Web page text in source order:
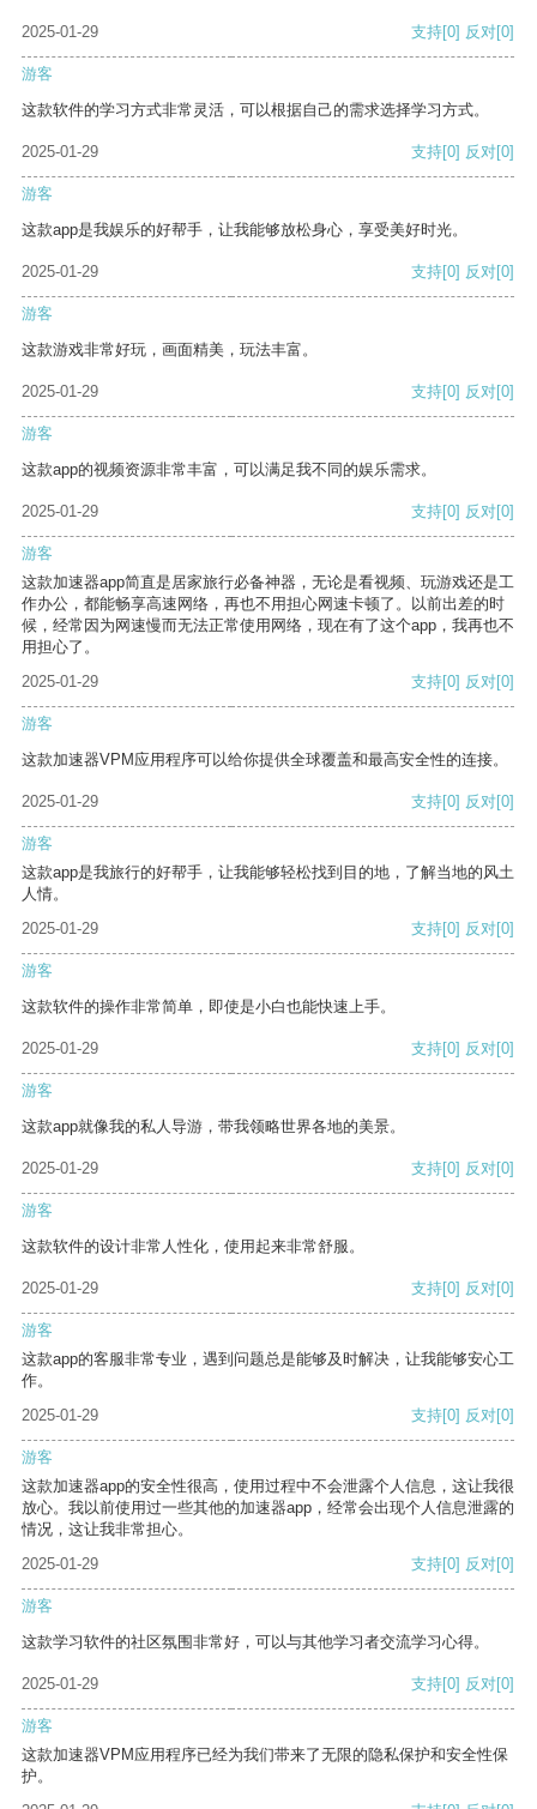
2025-01-29 支持[0] 反对[0]
游客
这款软件的学习方式非常灵活，可以根据自己的需求选择学习方式。
2025-01-29 支持[0] 反对[0]
游客
这款app是我娱乐的好帮手，让我能够放松身心，享受美好时光。
2025-01-29 支持[0] 反对[0]
游客
这款游戏非常好玩，画面精美，玩法丰富。
2025-01-29 支持[0] 反对[0]
游客
这款app的视频资源非常丰富，可以满足我不同的娱乐需求。
2025-01-29 支持[0] 反对[0]
游客
这款加速器app简直是居家旅行必备神器，无论是看视频、玩游戏还是工
作办公，都能畅享高速网络，再也不用担心网速卡顿了。以前出差的时
候，经常因为网速慢而无法正常使用网络，现在有了这个app，我再也不
用担心了。
2025-01-29
支持[0] 反对[0]
游客
这款加速器VPM应用程序可以给你提供全球覆盖和最高安全性的连接。
2025-01-29 支持[0] 反对[0]
游客
这款app是我旅行的好帮手，让我能够轻松找到目的地，了解当地的风土
人情。
2025-01-29
支持[0] 反对[0]
游客
这款软件的操作非常简单，即使是小白也能快速上手。
2025-01-29 支持[0] 反对[0]
游客
这款app就像我的私人导游，带我领略世界各地的美景。
2025-01-29 支持[0] 反对[0]
游客
这款软件的设计非常人性化，使用起来非常舒服。
2025-01-29 支持[0] 反对[0]
游客
这款app的客服非常专业，遇到问题总是能够及时解决，让我能够安心工
作。
2025-01-29
支持[0] 反对[0]
游客
这款加速器app的安全性很高，使用过程中不会泄露个人信息，这让我很
放心。我以前使用过一些其他的加速器app，经常会出现个人信息泄露的
情况，这让我非常担心。
2025-01-29
支持[0] 反对[0]
游客
这款学习软件的社区氛围非常好，可以与其他学习者交流学习心得。
2025-01-29 支持[0] 反对[0]
游客
这款加速器VPM应用程序已经为我们带来了无限的隐私保护和安全性保
护。